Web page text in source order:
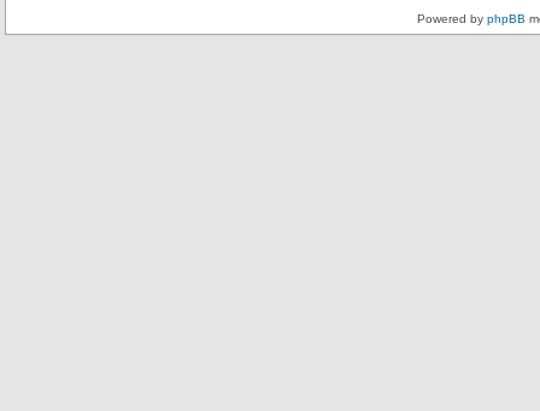
Powered by phpBB